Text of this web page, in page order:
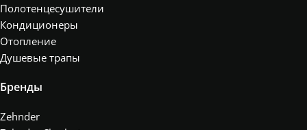
Полотенцесушители
Кондиционеры
Отопление
Душевые трапы
Бренды
Zehnder